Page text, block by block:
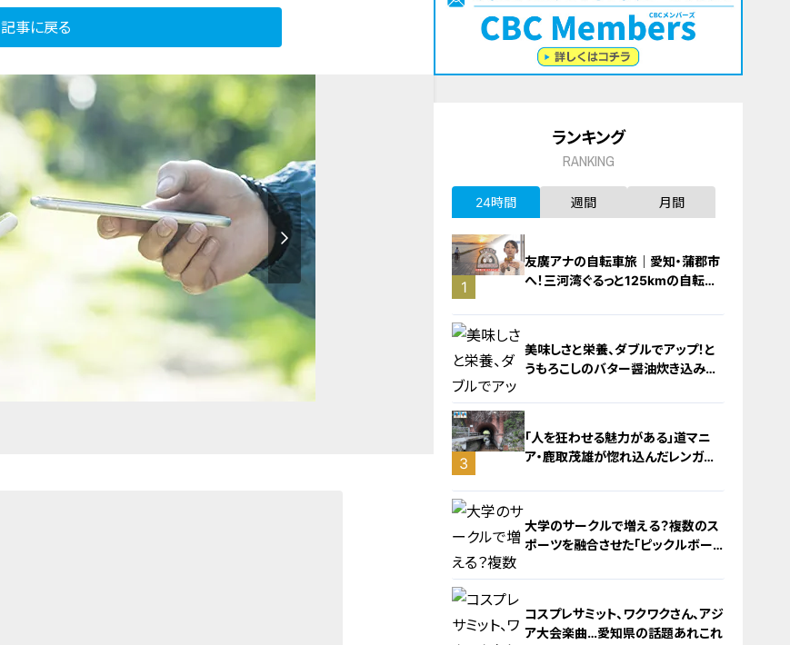
記事に戻る
ランキング
RANKING
24時間 週間 月間
1
友廣アナの自転車旅｜愛知・蒲郡市
へ！三河湾ぐるっと125kmの自転車
2
美味しさと栄養、ダブルでアップ！と
うもろこしのバター醤油炊き込みご
3
「人を狂わせる魅力がある」道マニ
ア・鹿取茂雄が惚れ込んだレンガの
大学のサークルで増える？複数のス
ポーツを融合させた「ピックルボー
コスプレサミット、ワクワクさん、アジ
ア大会楽曲…愛知県の話題あれこれ